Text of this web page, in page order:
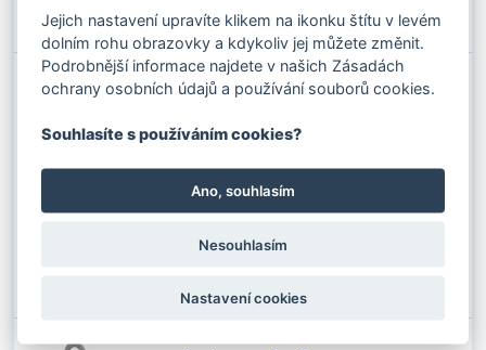
⚊
VERTIKÁLNÍ ZVEDACÍ SVĚRKA VCW 20T
Stav skladu:Dostupnost 2-3 dny
99 027.61 Kč s DPH / ks
Jejich nastavení upravíte klikem na ikonku štítu v levém
dolním rohu obrazovky a kdykoliv jej můžete změnit.
Podrobnější informace najdete v našich Zásadách
ochrany osobních údajů a používání souborů cookies.
Souhlasíte s používáním cookies?
Ano, souhlasím
Nesouhlasím
Nastavení cookies